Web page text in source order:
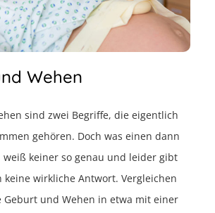
Wehen
sind zwei Begriffe, die eigentlich
gehören. Doch was einen dann
keiner so genau und leider gibt
keine wirkliche Antwort. Vergleichen
Geburt und Wehen in etwa mit einer